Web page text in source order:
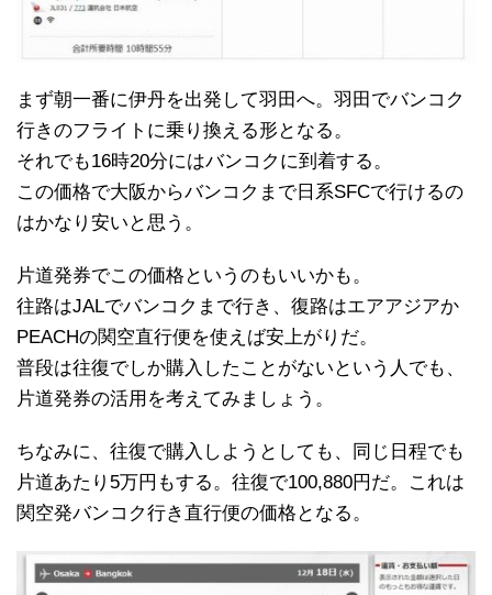
まず朝一番に伊丹を出発して羽田へ。羽田でバンコク
行きのフライトに乗り換える形となる。
それでも16時20分にはバンコクに到着する。
この価格で大阪からバンコクまで日系SFCで行けるの
はかなり安いと思う。
片道発券でこの価格というのもいいかも。
往路はJALでバンコクまで行き、復路はエアアジアか
PEACHの関空直行便を使えば安上がりだ。
普段は往復でしか購入したことがないという人でも、
片道発券の活用を考えてみましょう。
ちなみに、往復で購入しようとしても、同じ日程でも
片道あたり5万円もする。往復で100,880円だ。これは
関空発バンコク行き直行便の価格となる。